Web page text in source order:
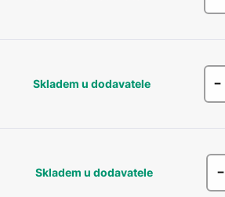
Skladem u dodavatele -
Skladem u dodavatele -